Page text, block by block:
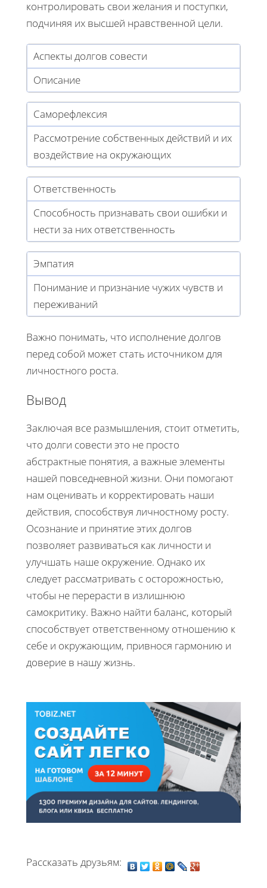
контролировать свои желания и поступки,
подчиняя их высшей нравственной цели.
Аспекты долгов совести
Описание
Саморефлексия
Рассмотрение собственных действий и их
воздействие на окружающих
Ответственность
Способность признавать свои ошибки и
нести за них ответственность
Эмпатия
Понимание и признание чужих чувств и
переживаний
Важно понимать, что исполнение долгов
перед собой может стать источником для
личностного роста.
Вывод
Заключая все размышления, стоит отметить,
что долги совести это не просто
абстрактные понятия, а важные элементы
нашей повседневной жизни. Они помогают
нам оценивать и корректировать наши
действия, способствуя личностному росту.
Осознание и принятие этих долгов
позволяет развиваться как личности и
улучшать наше окружение. Однако их
следует рассматривать с осторожностью,
чтобы не перерасти в излишнюю
самокритику. Важно найти баланс, который
способствует ответственному отношению к
себе и окружающим, привнося гармонию и
доверие в нашу жизнь.
Рассказать друзьям: